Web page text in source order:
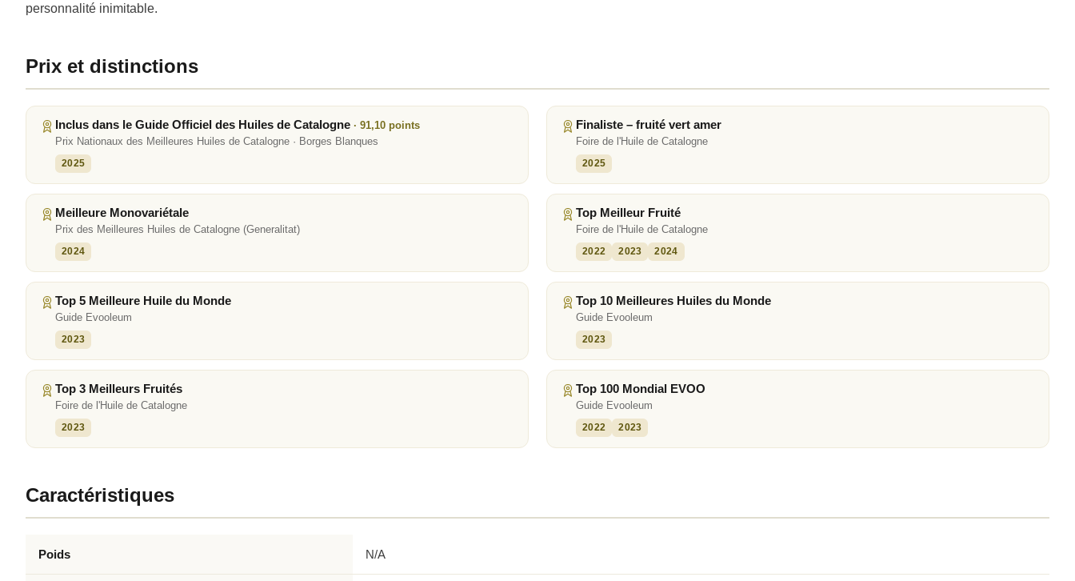
personnalité inimitable.
Prix et distinctions
Inclus dans le Guide Officiel des Huiles de Catalogne · 91,10 points
Prix Nationaux des Meilleures Huiles de Catalogne · Borges Blanques
2025
Finaliste – fruité vert amer
Foire de l'Huile de Catalogne
2025
Meilleure Monovariétale
Prix des Meilleures Huiles de Catalogne (Generalitat)
2024
Top Meilleur Fruité
Foire de l'Huile de Catalogne
2022 2023 2024
Top 5 Meilleure Huile du Monde
Guide Evooleum
2023
Top 10 Meilleures Huiles du Monde
Guide Evooleum
2023
Top 3 Meilleurs Fruités
Foire de l'Huile de Catalogne
2023
Top 100 Mondial EVOO
Guide Evooleum
2022 2023
Caractéristiques
Poids N/A